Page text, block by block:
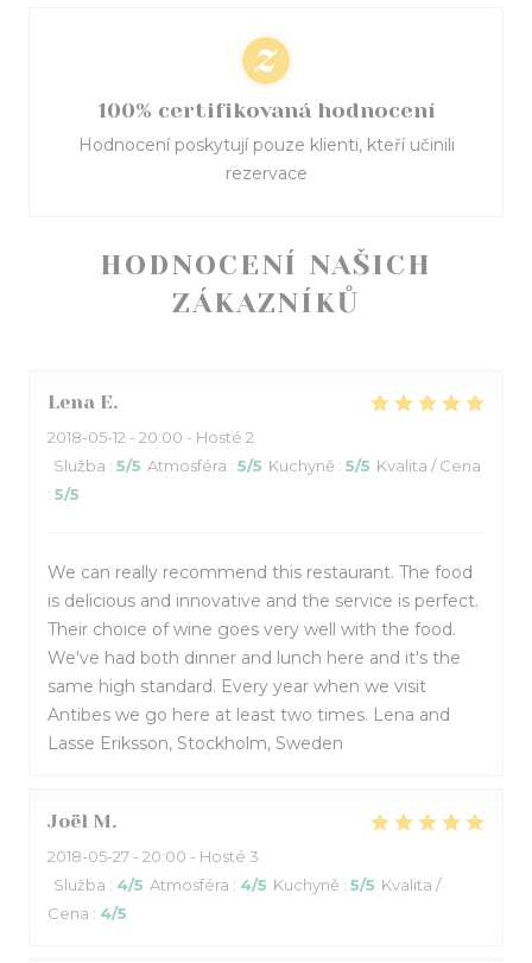
HODNOCENÍ NAŠICH
ZÁKAZNÍKŮ
Lena E
2018-05-12 - 20:00 - Hosté 2
Služba : 5/5 Atmosféra : 5/5 Kuchyně : 5/5 Kvalita / Cena
: 5/5
We can really recommend this restaurant. The food
is delicious and innovative and the service is perfect.
Their choice of wine goes very well with the food.
We've had both dinner and lunch here and it's the
same high standard. Every year when we visit
Antibes we go here at least two times. Lena and
Lasse Eriksson, Stockholm, Sweden
Joël M
2018-05-27 - 20:00 - Hosté 3
Služba : 4/5 Atmosféra : 4/5 Kuchyně : 5/5 Kvalita /
Cena : 4/5
100% certifikovaná hodnocení
Hodnocení poskytují pouze klienti, kteří učinili
rezervace